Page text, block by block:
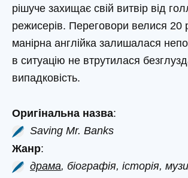
рішуче захищає свій витвір від
режисерів. Переговори велися 20
манірна англійка залишалася
в ситуацію не втрутилася
випадковість.
Оригінальна назва:
Saving Mr. Banks
Жанр:
драма, біографія, історія,